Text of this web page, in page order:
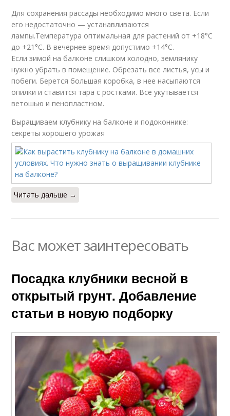
Для сохранения рассады необходимо много света. Если
его недостаточно — устанавливаются
лампы.Температура оптимальная для растений от +18°С
до +21°С. В вечернее время допустимо +14°С.
Если зимой на балконе слишком холодно, землянику
нужно убрать в помещение. Обрезать все листья, усы и
побеги. Берется большая коробка, в нее насыпаются
опилки и ставится тара с ростками. Все укутывается
ветошью и пенопластном.
Выращиваем клубнику на балконе и подоконнике:
секреты хорошего урожая
Читать дальше →
Вас может заинтересовать
Посадка клубники весной в
открытый грунт. Добавление
статьи в новую подборку